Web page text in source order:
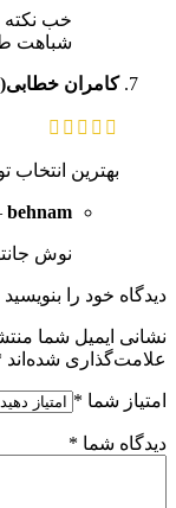
خب نکته
شباهت
کامران
بهترین
behnam
نوش
دیدگاه خود را بنویسید
نشانی ایمیل شما
علامت‌گذاری شده‌اند
امتیاز شما *
دیدگاه شما *